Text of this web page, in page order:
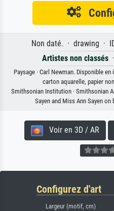
Non daté. · drawing ·
Artistes non classés ·
Paysage · Carl Newman. Disponible
carton aquarelle, papier
Smithsonian Institution · Smithsonian
Sayen and Miss Ann Sayen
Voir en 3D / AR
Configurez d'art
Largeur (motif, cm)